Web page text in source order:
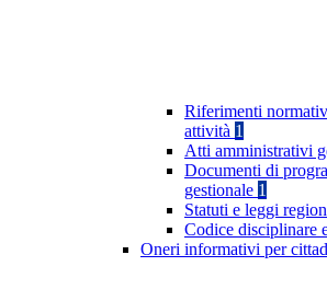
Riferimenti
attività 1
Atti amministrativi
Documenti di
gestionale 1
Statuti e leggi
Codice disciplinare
Oneri informativi per